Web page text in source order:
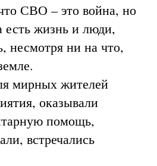
СВО – это война, но
есть жизнь и люди,
несмотря ни на что,
мирных жителей
оказывали
помощь,
встречались